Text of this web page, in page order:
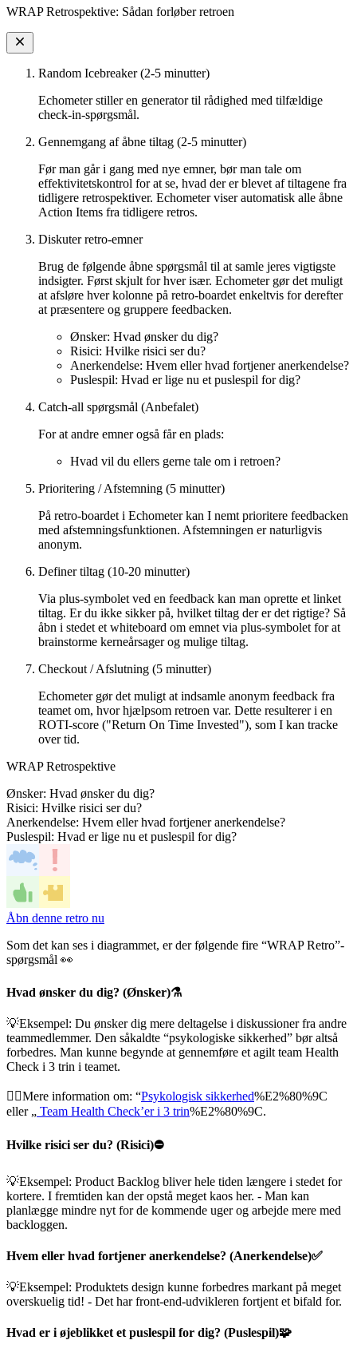
WRAP Retrospektive: Sådan forløber retroen
Random Icebreaker (2-5 minutter)
Echometer stiller en generator til rådighed med tilfældige
check-in-spørgsmål.
Gennemgang af åbne tiltag (2-5 minutter)
Før man går i gang med nye emner, bør man tale om
effektivitetskontrol for at se, hvad der er blevet af tiltagene fra
tidligere retrospektiver. Echometer viser automatisk alle åbne
Action Items fra tidligere retros.
Diskuter retro-emner
Brug de følgende åbne spørgsmål til at samle jeres vigtigste
indsigter. Først skjult for hver især. Echometer gør det muligt
at afsløre hver kolonne på retro-boardet enkeltvis for derefter
at præsentere og gruppere feedbacken.
Ønsker: Hvad ønsker du dig?
Risici: Hvilke risici ser du?
Anerkendelse: Hvem eller hvad fortjener anerkendelse?
Puslespil: Hvad er lige nu et puslespil for dig?
Catch-all spørgsmål (Anbefalet)
For at andre emner også får en plads:
Hvad vil du ellers gerne tale om i retroen?
Prioritering / Afstemning (5 minutter)
På retro-boardet i Echometer kan I nemt prioritere feedbacken
med afstemningsfunktionen. Afstemningen er naturligvis
anonym.
Definer tiltag (10-20 minutter)
Via plus-symbolet ved en feedback kan man oprette et linket
tiltag. Er du ikke sikker på, hvilket tiltag der er det rigtige? Så
åbn i stedet et whiteboard om emnet via plus-symbolet for at
brainstorme kerneårsager og mulige tiltag.
Checkout / Afslutning (5 minutter)
Echometer gør det muligt at indsamle anonym feedback fra
teamet om, hvor hjælpsom retroen var. Dette resulterer i en
ROTI-score ("Return On Time Invested"), som I kan tracke
over tid.
WRAP Retrospektive
Ønsker: Hvad ønsker du dig?
Risici: Hvilke risici ser du?
Anerkendelse: Hvem eller hvad fortjener anerkendelse?
Puslespil: Hvad er lige nu et puslespil for dig?
Åbn denne retro nu
Som det kan ses i diagrammet, er der følgende fire “WRAP Retro”-
spørgsmål 👀
Hvad ønsker du dig? (Ønsker)⚗️
💡Eksempel: Du ønsker dig mere deltagelse i diskussioner fra andre
teammedlemmer. Den såkaldte “psykologiske sikkerhed” bør altså
forbedres. Man kunne begynde at gennemføre et agilt team Health
Check i 3 trin i teamet.
👉🏽Mere information om: “Psykologisk sikkerhed%E2%80%9C
eller „ Team Health Check’er i 3 trin%E2%80%9C.
Hvilke risici ser du? (Risici)⛔️
💡Eksempel: Product Backlog bliver hele tiden længere i stedet for
kortere. I fremtiden kan der opstå meget kaos her. - Man kan
planlægge mindre nyt for de kommende uger og arbejde mere med
backloggen.
Hvem eller hvad fortjener anerkendelse? (Anerkendelse)✅
💡Eksempel: Produktets design kunne forbedres markant på meget
overskuelig tid! - Det har front-end-udvikleren fortjent et bifald for.
Hvad er i øjeblikket et puslespil for dig? (Puslespil)🧩